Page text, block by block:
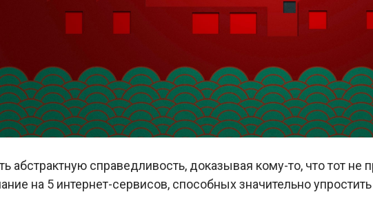
абстрактную справедливость, доказывая кому-то, что тот не
на 5 интернет-сервисов, способных значительно